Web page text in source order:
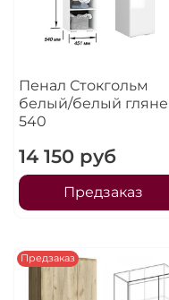
Пенал Стокгольм
белый/белый
540
14 150 руб
Предзаказ
Предзаказ